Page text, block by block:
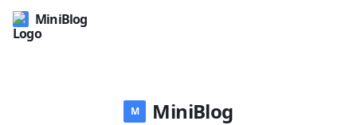
MiniBlog
M MiniBlog